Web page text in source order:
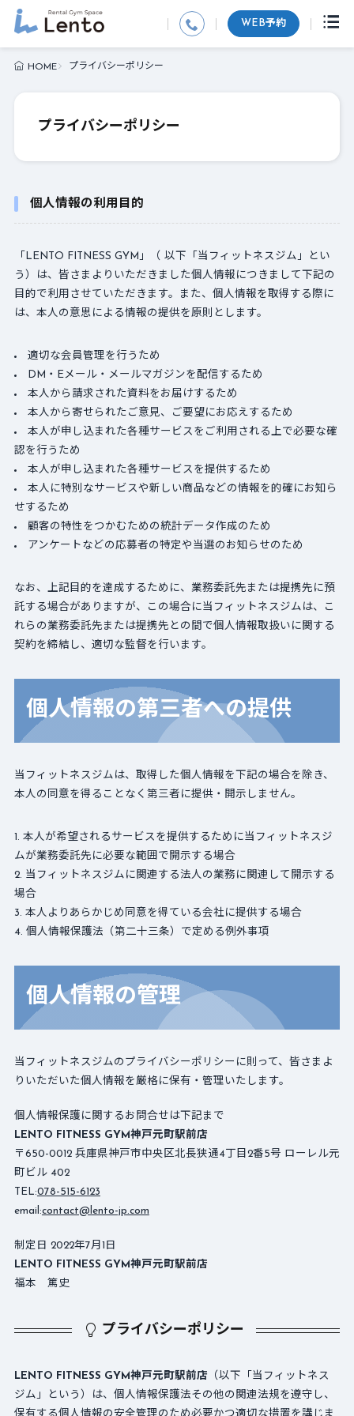
WEB予約
HOME プライバシーポリシー
プライバシーポリシー
個人情報の利用目的
「LENTO FITNESS GYM」（ 以下「当フィットネスジム」とい
う）は、皆さまよりいただきました個人情報につきまして下記の
目的で利用させていただきます。また、個人情報を取得する際に
は、本人の意思による情報の提供を原則とします。
適切な会員管理を行うため
DM・Eメール・メールマガジンを配信するため
本人から請求された資料をお届けするため
本人から寄せられたご意見、ご要望にお応えするため
本人が申し込まれた各種サービスをご利用される上で必要な確
認を行うため
本人が申し込まれた各種サービスを提供するため
本人に特別なサービスや新しい商品などの情報を的確にお知ら
せするため
顧客の特性をつかむための統計データ作成のため
アンケートなどの応募者の特定や当選のお知らせのため
なお、上記目的を達成するために、業務委託先または提携先に預
託する場合がありますが、この場合に当フィットネスジムは、こ
れらの業務委託先または提携先との間で個人情報取扱いに関する
契約を締結し、適切な監督を行います。
個人情報の第三者への提供
当フィットネスジムは、取得した個人情報を下記の場合を除き、
本人の同意を得ることなく第三者に提供・開示しません。
本人が希望されるサービスを提供するために当フィットネスジ
ムが業務委託先に必要な範囲で開示する場合
当フィットネスジムに関連する法人の業務に関連して開示する
場合
本人よりあらかじめ同意を得ている会社に提供する場合
個人情報保護法（第二十三条）で定める例外事項
個人情報の管理
当フィットネスジムのプライバシーポリシーに則って、皆さまよ
りいただいた個人情報を厳格に保有・管理いたします。
個人情報保護に関するお問合せは下記まで
LENTO FITNESS GYM神戸元町駅前店
〒650-0012 兵庫県神戸市中央区北長狭通4丁目2番5号 ローレル元
町ビル 402
TEL:078-515-6123
email:contact@lento-jp.com
制定日 2022年7月1日
LENTO FITNESS GYM神戸元町駅前店
福本 篤史
プライバシーポリシー
LENTO FITNESS GYM神戸元町駅前店 （以下「当フィットネス
ジム」という）は、個人情報保護法その他の関連法規を遵守し、